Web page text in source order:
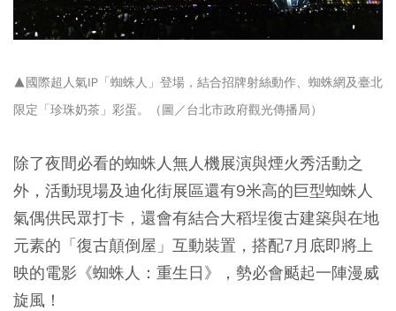
▲國際超人氣IP「蜘蛛人」登場，結合招牌射絲動作、蜘蛛網及臺北
限定「珍珠奶茶」彩蛋。（圖／台北市政府觀光傳播局）
除了夜間必看的蜘蛛人無人機展演與煙火秀活動之
外，活動現場及迪化街展區還有9米高的巨型蜘蛛人
氣偶供民眾打卡，還會有結合大稻埕復古建築與在地
元素的「復古顛倒屋」互動裝置，搭配7月底即將上
映的電影 《蜘蛛人：重生日》，勢必會颳起一陣漫威
旋風！